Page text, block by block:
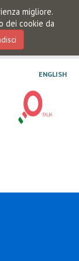
migliore.
dei cookie da
ENGLISH